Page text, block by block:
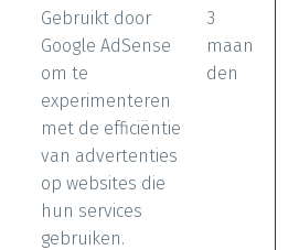
Gebruikt door
Google AdSense
om te
experimenteren
met de efficiëntie
van advertenties
op websites die
hun services
gebruiken.
3
maan
den